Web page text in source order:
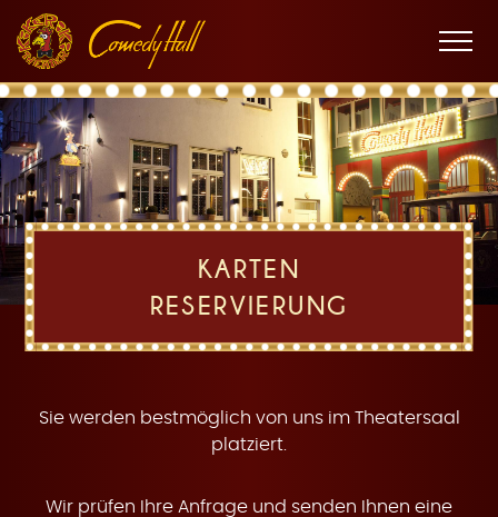
Hauptnavigation
Inhalt
Fußnavigation
K
a
r
Menü
KARTEN
RESERVIERUNG
Sie werden bestmöglich von uns im Theatersaal
platziert.
Wir prüfen Ihre Anfrage und senden Ihnen eine